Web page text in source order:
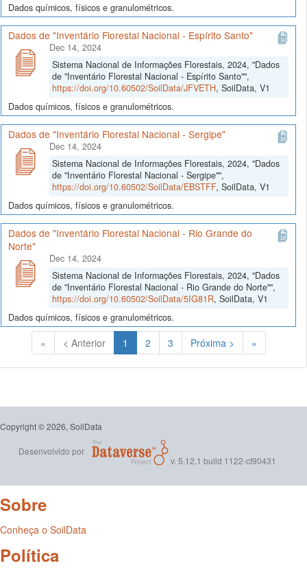
Dados químicos, físicos e granulométricos.
Dados de "Inventário Florestal Nacional - Espírito Santo"
Dec 14, 2024
Sistema Nacional de Informações Florestais, 2024, "Dados
de "Inventário Florestal Nacional - Espírito Santo"",
https://doi.org/10.60502/SoilData/JFVETH, SoilData, V1
Dados químicos, físicos e granulométricos.
Dados de "Inventário Florestal Nacional - Sergipe"
Dec 14, 2024
Sistema Nacional de Informações Florestais, 2024, "Dados
de "Inventário Florestal Nacional - Sergipe"",
https://doi.org/10.60502/SoilData/EBSTFF, SoilData, V1
Dados químicos, físicos e granulométricos.
Dados de "Inventário Florestal Nacional - Rio Grande do
Norte"
Dec 14, 2024
Sistema Nacional de Informações Florestais, 2024, "Dados
de "Inventário Florestal Nacional - Rio Grande do Norte"",
https://doi.org/10.60502/SoilData/5IG81R, SoilData, V1
Dados químicos, físicos e granulométricos.
« < Anterior 1 (Atual)
2 3 Próxima > »
Copyright © 2026, SoilData
Desenvolvido por
v. 5.12.1 build 1122-cf90431
Sobre
Conheça o SoilData
Política